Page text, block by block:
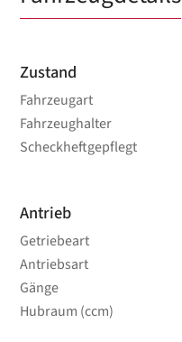
Zustand
Fahrzeugart
Fahrzeughalter
Scheckheftgepflegt
Antrieb
Getriebeart
Antriebsart
Gänge
Hubraum (ccm)